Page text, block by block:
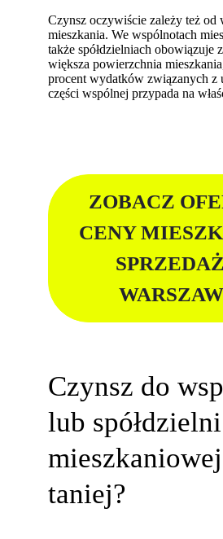
Czynsz oczywiście zależy też od
mieszkania. We wspólnotach
także spółdzielniach obowiązuje
większa powierzchnia
procent wydatków związanych z
części wspólnej przypada na
ZOBACZ
CENY
Czynsz do
lub spółdzielni
taniej?